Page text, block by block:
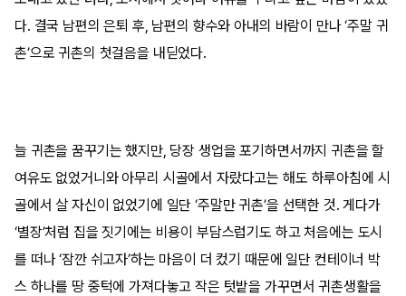
다. 결국 남편의 은퇴 후, 남편의 향수와 아내의 바람이 만나 ‘주말 귀
촌’으로 귀촌의 첫걸음을 내딛었다.
늘 귀촌을 꿈꾸기는 했지만, 당장 생업을 포기하면서까지 귀촌을 할
여유도 없었거니와 아무리 시골에서 자랐다고는 해도 하루아침에 시
골에서 살 자신이 없었기에 일단 ‘주말만 귀촌’을 선택한 것. 게다가
‘별장’처럼 집을 짓기에는 비용이 부담스럽기도 하고 처음에는 도시
를 떠나 ‘잠깐 쉬고자’하는 마음이 더 컸기 때문에 일단 컨테이너 박
스 하나를 땅 중턱에 가져다놓고 작은 텃밭을 가꾸면서 귀촌생활을